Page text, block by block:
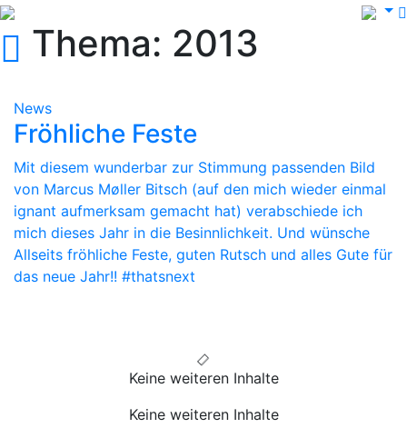
Thema: 2013
News
Fröhliche Feste
Mit diesem wunderbar zur Stimmung passenden Bild
von Marcus Møller Bitsch (auf den mich wieder einmal
ignant aufmerksam gemacht hat) verabschiede ich
mich dieses Jahr in die Besinnlichkeit. Und wünsche
Allseits fröhliche Feste, guten Rutsch und alles Gute für
das neue Jahr!! #thatsnext
Keine weiteren Inhalte
Keine weiteren Inhalte